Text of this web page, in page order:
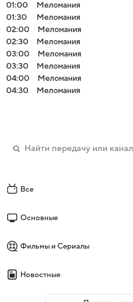
01:00
Меломания
01:30
Меломания
02:00
Меломания
02:30
Меломания
03:00
Меломания
03:30
Меломания
04:00
Меломания
04:30
Меломания
Все
Основные
Фильмы и Сериалы
Новостные